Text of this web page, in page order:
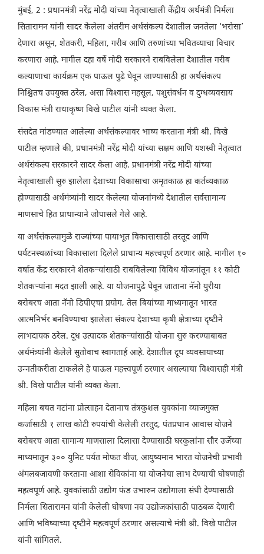
मुंबई, 2 : प्रधानमंत्री नरेंद्र मोदी यांच्‍या नेतृत्‍वाखाली केंद्रीय अर्थमंत्री निर्मला
सितारामन यांनी सादर केलेला अंतरीम अर्थसंकल्प देशातील जनतेला ‘भरोसा’
देणारा असून, शेतकरी, महिला, गरीब आणि तरुणांच्या भवितव्‍याचा विचार
करणारा आहे. मागील दहा वर्षे मोदी सरकारने राबविलेला देशातील गरीब
कल्‍याणाचा कार्यक्रम एक पाऊल पुढे घेवून जाण्‍यासाठी हा अर्थसंकल्‍प
निश्चितच उपयुक्‍त ठरेल, असा विश्‍वास महसूल, पशुसंवर्धन व दुग्धव्‍यवसाय
विकास मंत्री राधाकृष्‍ण विखे पाटील यांनी व्‍यक्‍त केला.
संसदेत मांडण्यात आलेल्‍या अर्थसंकल्‍पावर भाष्‍य करताना मंत्री श्री. विखे
पाटील म्‍हणाले की, प्रधानमंत्री नरेंद्र मोदी यांच्या सक्षम आणि यशस्वी नेतृत्वात
अर्थसंकल्प सरकारने सादर केला आहे. प्रधानमंत्री नरेंद्र मोदी यांच्या
नेतृत्‍वाखाली सुरु झालेला देशाच्‍या विकासाचा अमृतकाळ हा कर्तव्‍यकाळ
होण्‍यासाठी अर्थमंत्र्यांनी सादर केलेल्‍या योजनांमध्‍ये देशातील सर्वसामान्‍य
माणसाचे हित प्राधान्‍याने जोपासले गेले आहे.
या अर्थसंकल्पामुळे राज्‍यांच्‍या पायाभूत विकासासाठी तरतूद आणि
पर्यटनस्‍थळांच्‍या विकासाला दिलेले प्राधान्‍य महत्त्वपूर्ण ठरणार आहे. मागील १०
वर्षात केंद्र सरकारने शेतकऱ्यांसाठी राबविलेल्‍या विविध योजनांतून ११ कोटी
शेतकऱ्यांना मदत झाली आहे. या योजनापुढे घेवून जाताना नॅनो युरीया
बरोबरच आता नॅनो डिपीएचा प्रयोग, तेल बियांच्‍या माध्‍यमातून भारत
आत्‍मनिर्भर बनविण्‍याचा झालेला संकल्प देशाच्‍या कृषी क्षेत्राच्‍या दृष्‍टीने
लाभदायक ठरेल. दूध उत्‍पादक शेतकऱ्यांसाठी योजना सुरु करण्‍याबाबत
अर्थमंत्र्यांनी केलेले सुतोवाच स्वागतार्ह आहे. देशातील दूध व्‍यवसायाच्‍या
उन्‍नतीकरीता टाकलेले हे पाऊल महत्त्वपूर्ण ठरणार असल्‍याचा विश्‍वासही मंत्री
श्री. विखे पाटील यांनी व्‍यक्‍त केला.
महिला बचत गटांना प्रोत्‍साहन देतानाच तंत्रकुशल युवकांना व्‍याजमुक्‍त
कर्जासाठी १ लाख कोटी रुपयांची केलेली तरतुद, पंतप्रधान आवास योजने
बरोबरच आता सामान्य माणसाला दिलासा देण्यासाठी घरकुलांना सौर उर्जेच्या
माध्यमातून ३०० युनिट पर्यत मोफत वीज, आयुष्यमान भारत योजनेची प्रभावी
अंमलबजावणी करताना आशा सेविकांना या योजनेचा लाभ देण्याची घोषणाही
महत्वपूर्ण आहे. युवकांसाठी उद्योग फंड उभारुन उद्योगाला संधी देण्‍यासाठी
निर्मला सितारामन यांनी केलेली घोषणा नव उद्योजकांसाठी पाठबळ देणारी
आणि भविष्‍याच्‍या दृष्‍टीने महत्‍वपूर्ण ठरणार असल्‍याचे मंत्री श्री. विखे पाटील
यांनी सांगितले.